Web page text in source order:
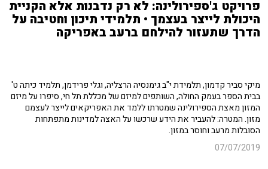
פרויקט ג'ספירולינה: לא רק נדבנות אלא הקניית
היכולת לייצר בעצמך • תלמידי תיכון וחטיבה על
הדרך שתעזור להילחם ברעב באפריקה
מיקי סביר קדמון, תלמידת י"ב גימנסיה הרצליה, וגלי פרידמן, תלמיד כיתה ט'
בבית הספר בעמק החולה, השותפים למיזם של מכללת תל חי, סיפרו על מיזם
המזון מאצת הספירולינה שמטרתו ללמד את האפריקאים לייצר לעצמם
מזון. המטרה: להעביר את הידע שרכשו על האצה למדינות מתפתחות
הסובלות מרעב וחוסר במזון.
07/07/2019